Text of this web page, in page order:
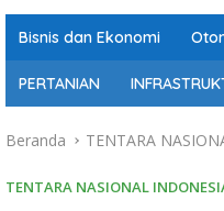
Bisnis dan Ekonomi
PERTANIAN
Beranda TENTARA
TENTARA NASIONAL